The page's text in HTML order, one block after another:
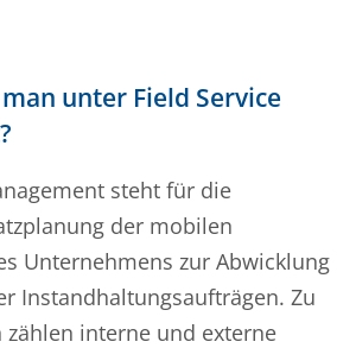
unter Field Service
steht für die
der mobilen
Unternehmens zur Abwicklung
Instandhaltungsaufträgen. Zu
zählen interne und externe